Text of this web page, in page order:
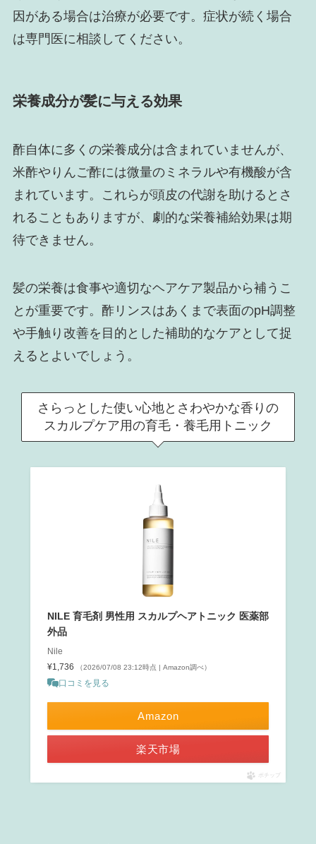
因がある場合は治療が必要です。症状が続く場合
は専門医に相談してください。
栄養成分が髪に与える効果
酢自体に多くの栄養成分は含まれていませんが、
米酢やりんご酢には微量のミネラルや有機酸が含
まれています。これらが頭皮の代謝を助けるとさ
れることもありますが、劇的な栄養補給効果は期
待できません。
髪の栄養は食事や適切なヘアケア製品から補うこ
とが重要です。酢リンスはあくまで表面のpH調整
や手触り改善を目的とした補助的なケアとして捉
えるとよいでしょう。
さらっとした使い心地とさわやかな香りの
スカルプケア用の育毛・養毛用トニック
NILE 育毛剤 男性用 スカルプヘアトニック 医薬部
外品
Nile
¥1,736
（2026/07/08 23:12時点 | Amazon調べ）
口コミを見る
Amazon
楽天市場
ポチップ